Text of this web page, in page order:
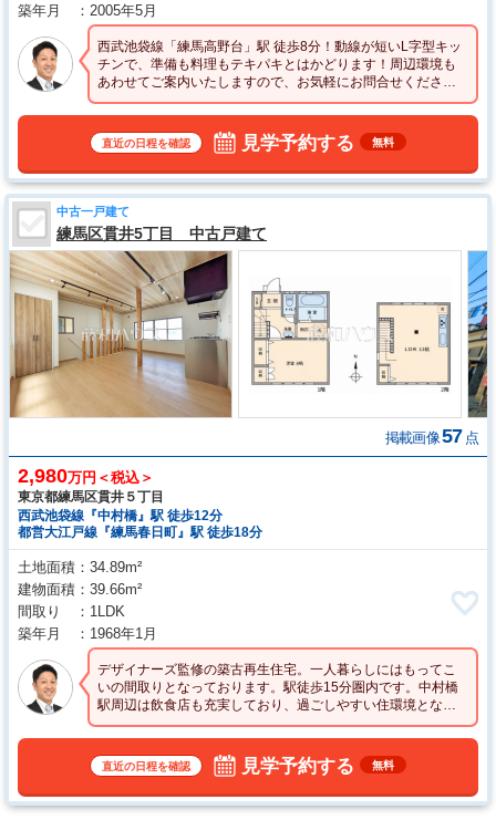
築年月
2005年5月
西武池袋線「練馬高野台」駅 徒歩8分！動線が短いL字型キッ
チンで、準備も料理もテキパキとはかどります！周辺環境も
あわせてご案内いたしますので、お気軽にお問合せくださ
い。
直近の日程を確認 見学予約する 無料
中古一戸建て
練馬区貫井5丁目 中古戸建て
掲載画像57 点
2,980万円＜税込＞
東京都練馬区貫井５丁目
西武池袋線『中村橋』駅 徒歩12分
都営大江戸線『練馬春日町』駅 徒歩18分
土地面積
34.89m²
建物面積
39.66m²
間取り
1LDK
築年月
1968年1月
デザイナーズ監修の築古再生住宅。一人暮らしにはもってこ
いの間取りとなっております。駅徒歩15分圏内です。中村橋
駅周辺は飲食店も充実しており、過ごしやすい住環境となっ
ております。
直近の日程を確認 見学予約する 無料